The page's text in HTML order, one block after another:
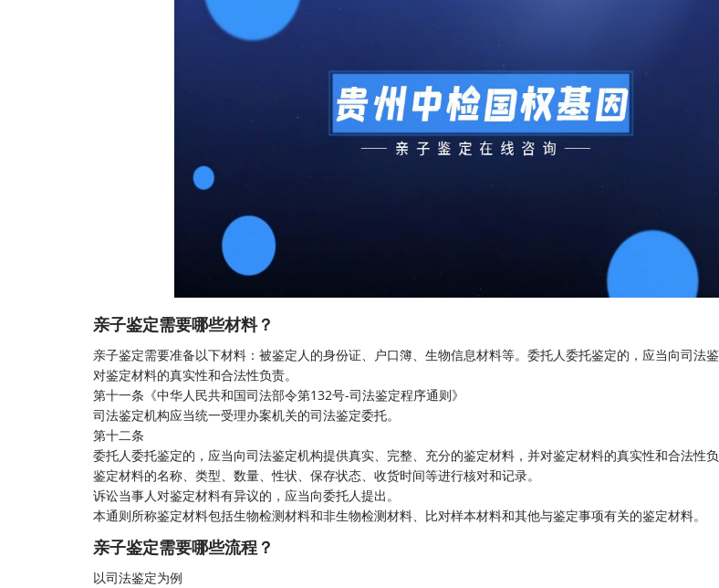
亲子鉴定需要哪些材料？
亲子鉴定需要准备以下材料：被鉴定人的身份证、户口簿、生物信息材料等。委托人委托鉴定的，应当向司法
对鉴定材料的真实性和合法性负责。
第十一条《中华人民共和国司法部令第132号-司法鉴定程序通则》
司法鉴定机构应当统一受理办案机关的司法鉴定委托。
第十二条
委托人委托鉴定的，应当向司法鉴定机构提供真实、完整、充分的鉴定材料，并对鉴定材料的真实性和合法性
鉴定材料的名称、类型、数量、性状、保存状态、收货时间等进行核对和记录。
诉讼当事人对鉴定材料有异议的，应当向委托人提出。
本通则所称鉴定材料包括生物检测材料和非生物检测材料、比对样本材料和其他与鉴定事项有关的鉴定材料。
亲子鉴定需要哪些流程？
以司法鉴定为例